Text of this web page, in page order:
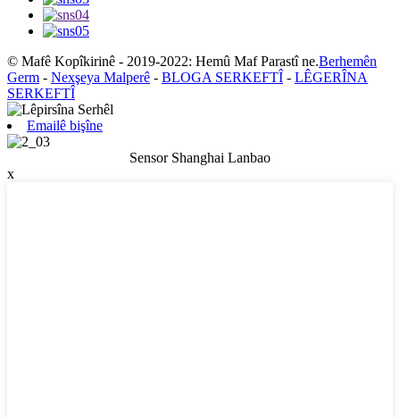
© Mafê Kopîkirinê - 2019-2022: Hemû Maf Parastî ne.Berhemên
Germ - Nexşeya Malperê - BLOGA SERKEFTÎ - LÊGERÎNA
SERKEFTÎ
Emailê bişîne
Sensor Shanghai Lanbao
x